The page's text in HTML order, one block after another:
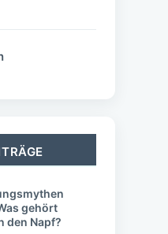
gehört
den Napf?